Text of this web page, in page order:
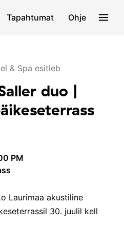
Tapahtumat Ohje
& Spa esitleb
duo |
PM
Laurimaa akustiline
30. juulil kell